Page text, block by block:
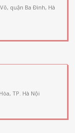
quận Ba Đình, Hà
TP. Hà Nội